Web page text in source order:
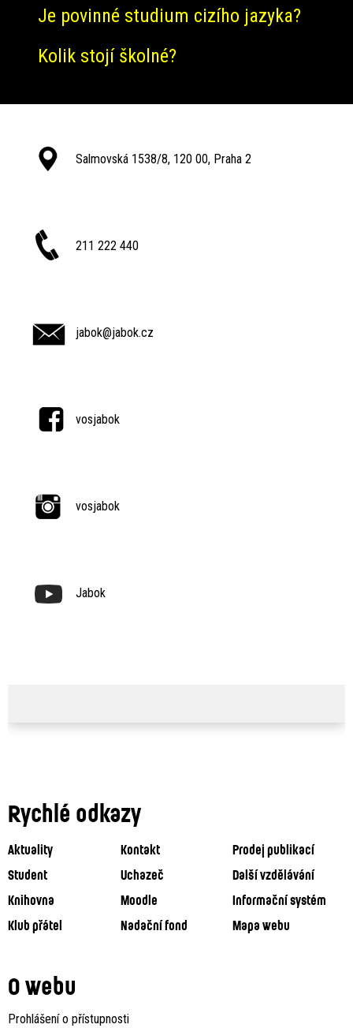
Je povinné studium cizího jazyka?
Kolik stojí školné?
Salmovská 1538/8, 120 00, Praha 2
211 222 440
jabok@jabok.cz
vosjabok
vosjabok
Jabok
Rychlé odkazy
Aktuality Kontakt
Prodej publikací
Student
Uchazeč
Další vzdělávání
Knihovna
Moodle
Informační systém
Klub přátel
Nadační fond Mapa webu
O webu
Prohlášení o přístupnosti